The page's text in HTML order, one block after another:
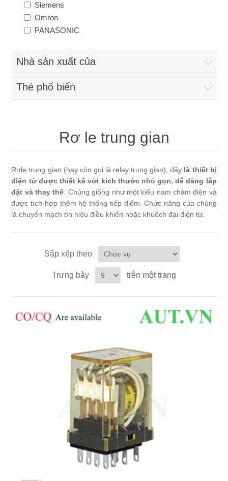
Siemens
Omron
PANASONIC
Nhà sản xuất của
Thẻ phổ biến
Rơ le trung gian
Rơle trung gian (hay còn gọi là relay trung gian), đây là thiết bị
điện tử được thiết kế với kích thước nhỏ gọn, dễ dàng lắp
đặt và thay thế . Chúng giống như một kiểu nam châm điện và
được tích hợp thêm hệ thống tiếp điểm. Chức năng của chúng
là chuyển mạch tín hiệu điều khiển hoặc khuếch đại điện từ.
Sắp xếp theo
Trưng bày trên một trang